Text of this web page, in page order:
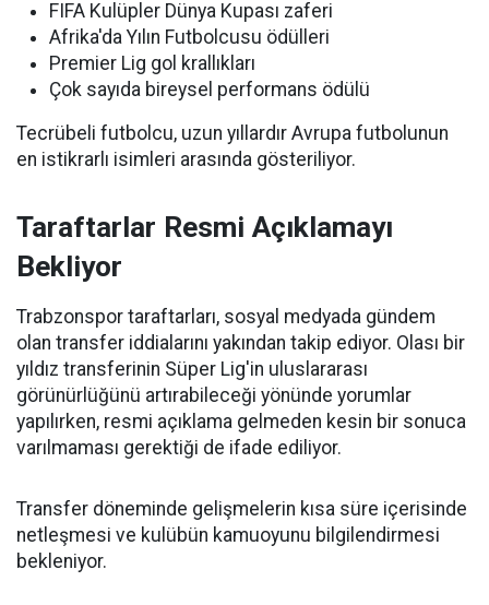
FIFA Kulüpler Dünya Kupası zaferi
Afrika'da Yılın Futbolcusu ödülleri
Premier Lig gol krallıkları
Çok sayıda bireysel performans ödülü
Tecrübeli futbolcu, uzun yıllardır Avrupa futbolunun
en istikrarlı isimleri arasında gösteriliyor.
Taraftarlar Resmi Açıklamayı
Bekliyor
Trabzonspor taraftarları, sosyal medyada gündem
olan transfer iddialarını yakından takip ediyor. Olası bir
yıldız transferinin Süper Lig'in uluslararası
görünürlüğünü artırabileceği yönünde yorumlar
yapılırken, resmi açıklama gelmeden kesin bir sonuca
varılmaması gerektiği de ifade ediliyor.
Transfer döneminde gelişmelerin kısa süre içerisinde
netleşmesi ve kulübün kamuoyunu bilgilendirmesi
bekleniyor.